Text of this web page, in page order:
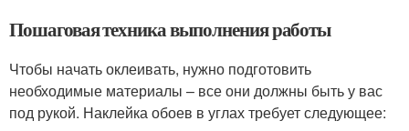
Пошаговая техника выполнения работы
Чтобы начать оклеивать, нужно подготовить
необходимые материалы – все они должны быть у вас
под рукой. Наклейка обоев в углах требует следующее: